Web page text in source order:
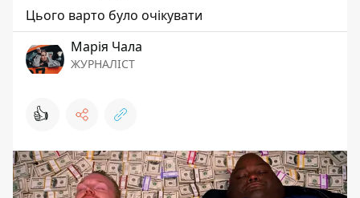
Цього варто було очікувати
Марія Чала
ЖУРНАЛІСТ
👍